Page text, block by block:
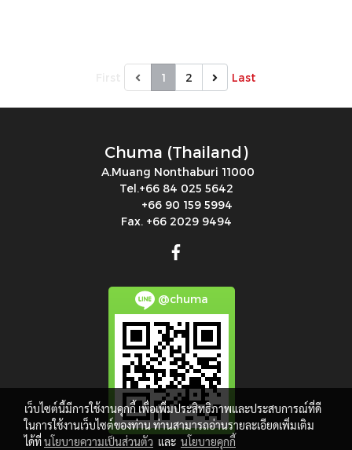
1 2 Last
Chuma (Thailand)
A.Muang Nonthaburi 11000
Tel.+66 84 025 5642
+66 90 159 5994
Fax. +66 2029 9494
@chuma
เว็บไซต์นี้มีการใช้งานคุกกี้ เพื่อเพิ่มประสิทธิภาพและประสบการณ์ที่ดี
ในการใช้งานเว็บไซต์ของท่าน ท่านสามารถอ่านรายละเอียดเพิ่มเติม
ได้ที่นโยบายความเป็นส่วนตัว และ นโยบายคุกกี้